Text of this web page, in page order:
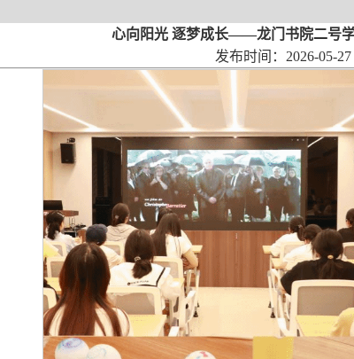
心向阳光 逐梦成长——龙门书院二号学
发布时间：2026-05-